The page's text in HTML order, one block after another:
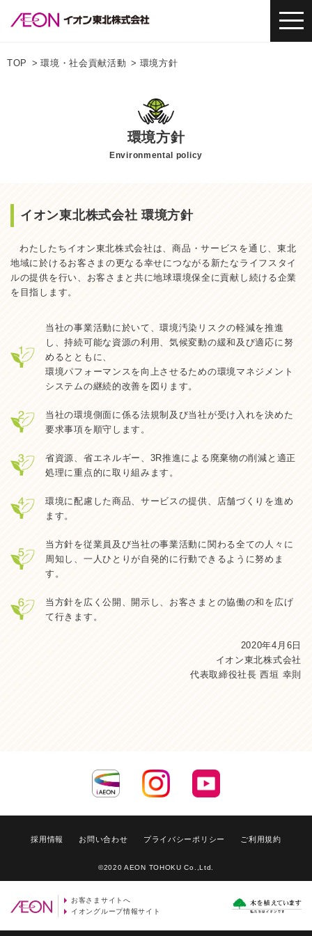
TOP 環境・社会貢献活動 環境方針
環境方針
Environmental policy
イオン東北株式会社 環境方針
わたしたちイオン東北株式会社は、商品・サービスを通じ、東北
地域に於けるお客さまの更なる幸せにつながる新たなライフスタイ
ルの提供を行い、お客さまと共に地球環境保全に貢献し続ける企業
を目指します。
当社の事業活動に於いて、環境汚染リスクの軽減を推進
し、持続可能な資源の利用、気候変動の緩和及び適応に努
めるとともに、
環境パフォーマンスを向上させるための環境マネジメント
システムの継続的改善を図ります。
当社の環境側面に係る法規制及び当社が受け入れを決めた
要求事項を順守します。
省資源、省エネルギー、3R推進による廃棄物の削減と適正
処理に重点的に取り組みます。
環境に配慮した商品、サービスの提供、店舗づくりを進め
ます。
当方針を従業員及び当社の事業活動に関わる全ての人々に
周知し、一人ひとりが自発的に行動できるように努めま
す。
当方針を広く公開、開示し、お客さまとの協働の和を広げ
て行きます。
2020年4月6日
イオン東北株式会社
代表取締役社長 西垣 幸則
採用情報 お問い合わせ プライバシーポリシー ご利用規約
©2020 AEON TOHOKU Co.,Ltd.
お客さまサイトへ
イオングループ情報サイト